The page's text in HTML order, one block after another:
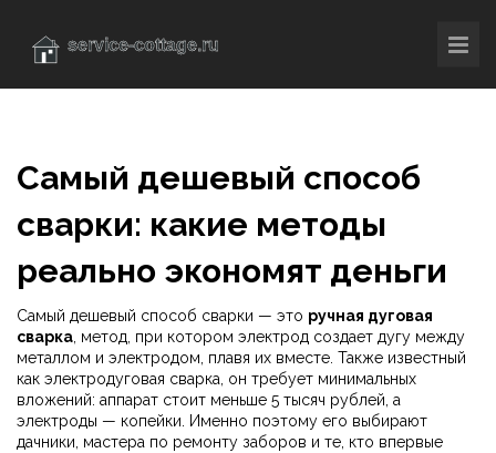
Самый дешевый способ
сварки: какие методы
реально экономят деньги
Самый дешевый способ сварки — это ручная дуговая
сварка метод, при котором электрод создает дугу между
металлом и электродом, плавя их вместе . Также известный
как электродуговая сварка , он требует минимальных
вложений: аппарат стоит меньше 5 тысяч рублей, а
электроды — копейки. Именно поэтому его выбирают
дачники, мастера по ремонту заборов и те, кто впервые